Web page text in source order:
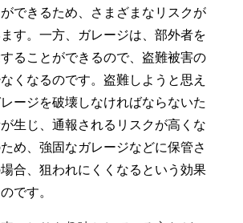
できるため、さまざまなリスクが
す。一方、ガレージは、部外者を
ることができるので、盗難被害の
くなるのです。盗難しようと思え
ージを破壊しなければならないた
生じ、通報されるリスクが高くな
め、強固なガレージなどに保管さ
合、狙われにくくなるという効果
です。